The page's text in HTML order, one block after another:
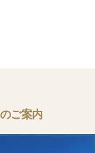
ご案内